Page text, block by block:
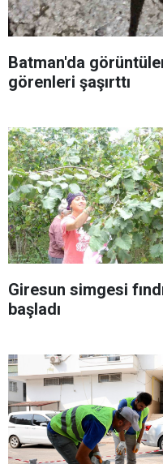
Batman'da
görenleri şaşırttı
Giresun simgesi
başladı